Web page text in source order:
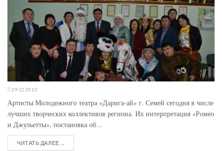
29.12.2013
Артисты Молодежного театра «Дарига-ай» г. Семей сегодня в числе
лучших творческих коллективов региона. Их интерпретация «Ромео
и Джульетты», постановка об...
ЧИТАТЬ ДАЛЕЕ ...